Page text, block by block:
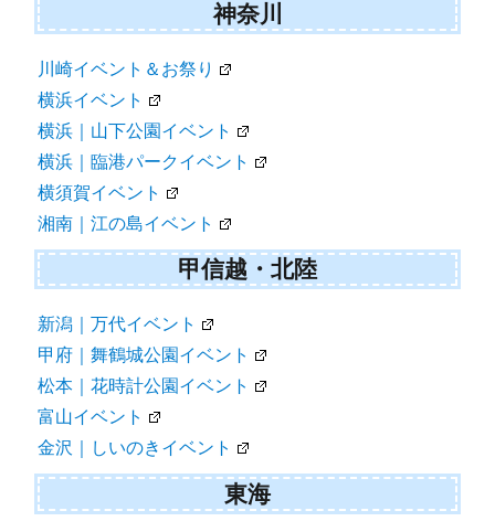
神奈川
川崎イベント＆お祭り
横浜イベント
横浜｜山下公園イベント
横浜｜臨港パークイベント
横須賀イベント
湘南｜江の島イベント
甲信越・北陸
新潟｜万代イベント
甲府｜舞鶴城公園イベント
松本｜花時計公園イベント
富山イベント
金沢｜しいのきイベント
東海